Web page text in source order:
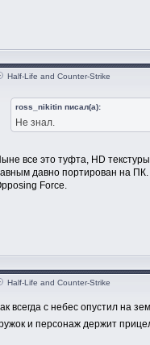
Half-Life and Counter-Strike
ross_nikitin писал(а):
Не знал.
все это туфта, HD
давно портирован на
Force.
Half-Life and Counter-Strike
всегда с небес опустил на
и персонаж держит